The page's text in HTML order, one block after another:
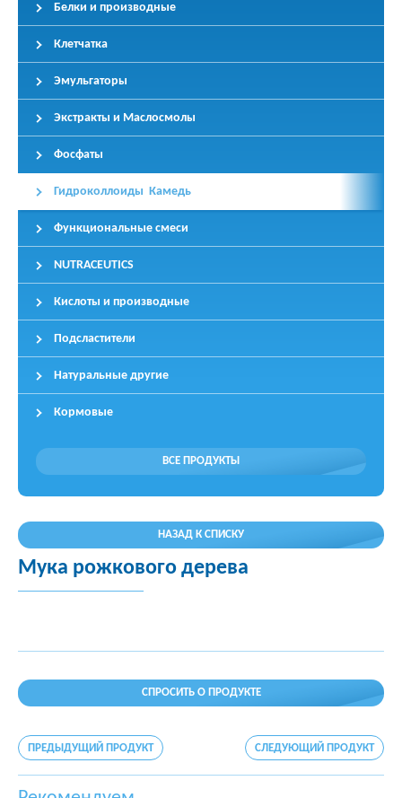
Белки и производные
Клетчатка
Эмульгаторы
Экстракты и Маслосмолы
Фосфаты
Гидроколлоиды Камедь
Функциональные смеси
NUTRACEUTICS
Кислоты и производные
Подсластители
Натуральные другие
Кормовые
ВСЕ ПРОДУКТЫ
НАЗАД К СПИСКУ
Мука рожкового дерева
СПРОСИТЬ О ПРОДУКТЕ
ПРЕДЫДУЩИЙ ПРОДУКТ СЛЕДУЮЩИЙ ПРОДУКТ